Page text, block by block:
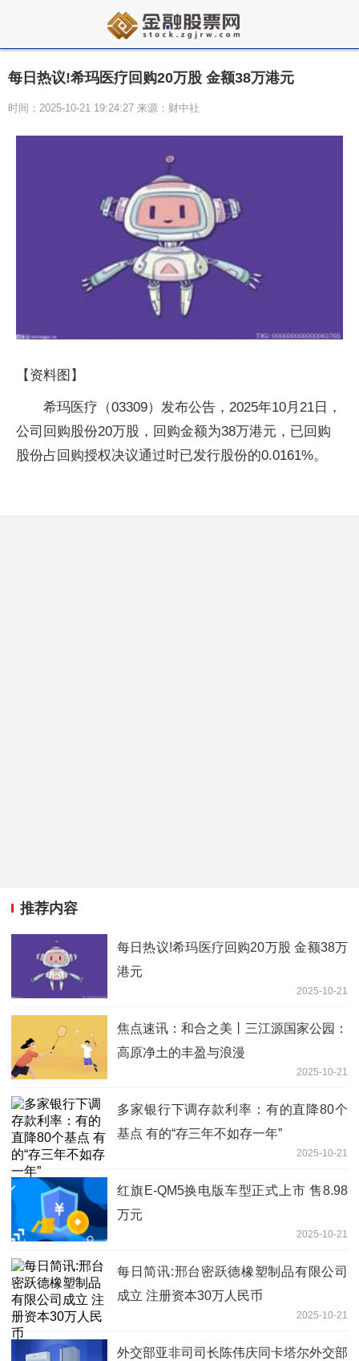
每日热议!希玛医疗回购20万股 金额38万港元
时间：2025-10-21 19:24:27 来源：财中社
【资料图】
希玛医疗（03309）发布公告，2025年10月21日，
公司回购股份20万股，回购金额为38万港元，已回购
股份占回购授权决议通过时已发行股份的0.0161%。
推荐内容
每日热议!希玛医疗回购20万股 金额38万
港元
2025-10-21
焦点速讯：和合之美丨三江源国家公园：
高原净土的丰盈与浪漫
2025-10-21
多家银行下调存款利率：有的直降80个
基点 有的“存三年不如存一年”
2025-10-21
红旗E-QM5换电版车型正式上市 售8.98
万元
2025-10-21
每日简讯:邢台密跃德橡塑制品有限公司
成立 注册资本30万人民币
2025-10-21
外交部亚非司司长陈伟庆同卡塔尔外交部